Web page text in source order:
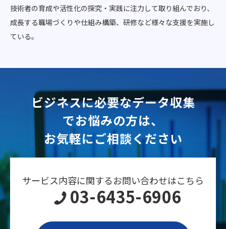
技術者の育成や活性化の探究・実践に注力して取り組んでおり、
成長する職場づくりや仕組み構築、研修など様々な支援を実施し
ている。
ビジネスに必要なデータ収集
でお悩みの方は、
お気軽にご相談ください
サービス内容に関するお問い合わせはこちら
03-6435-6906